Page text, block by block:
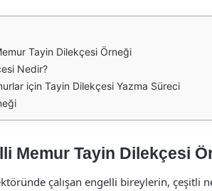
Tayin Dilekçesi Örneği
Nedir?
için Tayin Dilekçesi Yazma Süreci
Memur Tayin Dilekçesi
çalışan engelli bireylerin, çeşitli